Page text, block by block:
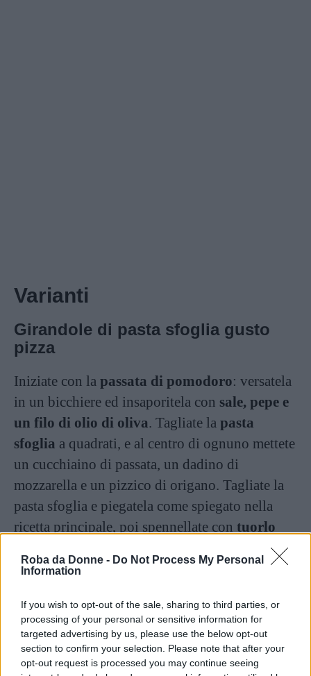
Roba da Donne - Do Not Process My Personal
Information
If you wish to opt-out of the sale, sharing to third parties, or
processing of your personal or sensitive information for
targeted advertising by us, please use the below opt-out
section to confirm your selection. Please note that after your
opt-out request is processed you may continue seeing
Varianti
Girandole di pasta sfoglia gusto
pizza
Iniziate con la passata di pomodoro: versatela
in un bicchiere ed insaporitela con sale, pepe e
un filo di olio di oliva. Tagliate la pasta
sfoglia a quadrati, e al centro di ognuno mettete
un cucchiaino di passata, un dadino di
mozzarella e un pizzico di origano. Tagliate la
pasta sfoglia e piegatela come spiegato nella
ricetta principale, poi spennellate con tuorlo
sbattuto ed infornate a 180°C per 15 o
20 minuti. Servitele calde o tiepide.
Girandole di pasta sfoglia con
Nutella
Una dolcissima variante delle girandole di pasta